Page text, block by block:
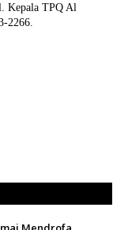
Kepala TPQ Al
2266.